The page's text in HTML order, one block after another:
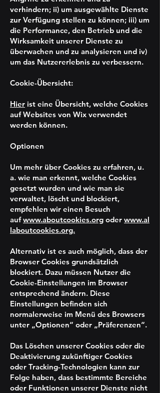
verhindern; ii) um ausgewählte Dienste
zur Verfügung stellen zu können; iii) um
die Performance, den Betrieb und die
Wirksamkeit unserer Dienste zu
überwachen und zu analysieren und iv)
um das Nutzererlebnis zu verbessern.
Cookie-Übersicht:
Hier ist eine Übersicht, welche Cookies
auf Websites von Wix verwendet
werden können.
Optionen
Um mehr über Cookies zu erfahren, u.
a. wie man erkennt, welche Cookies
gesetzt wurden und wie man sie
verwaltet, löscht und blockiert,
empfehlen wir einen Besuch
aufwww.aboutcookies.org oder www.al
laboutcookies.org.
Alternativ ist es auch möglich, dass der
Browser Cookies grundsätzlich
blockiert. Dazu müssen Nutzer die
Cookie-Einstellungen im Browser
entsprechend ändern. Diese
Einstellungen befinden sich
normalerweise im Menü des Browsers
unter „Optionen“ oder „Präferenzen“.
Das Löschen unserer Cookies oder die
Deaktivierung zukünftiger Cookies
oder Tracking-Technologien kann zur
Folge haben, dass bestimmte Bereiche
oder Funktionen unserer Dienste nicht